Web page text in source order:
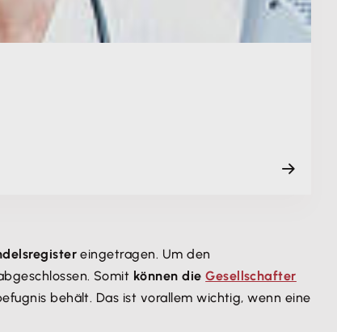
eingetragen. Um den
Somit können dieGesellschafter
behält. Das ist vorallem wichtig, wenn eine